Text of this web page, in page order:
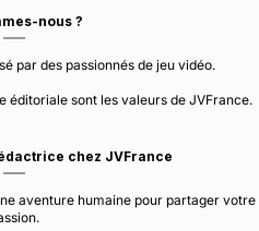
nous ?
par des passionnés de jeu vidéo.
éditoriale sont les valeurs de JVFrance.
chez JVFrance
aventure humaine pour partager votre